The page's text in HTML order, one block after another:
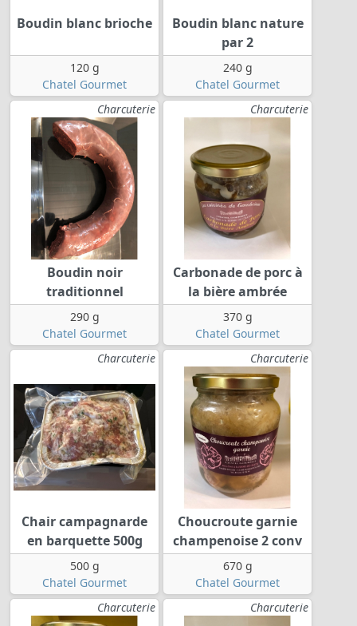
Boudin blanc brioche
120 g
Chatel Gourmet
Boudin blanc nature
par 2
240 g
Chatel Gourmet
Charcuterie
Boudin noir
traditionnel
290 g
Chatel Gourmet
Charcuterie
Carbonade de porc à
la bière ambrée
370 g
Chatel Gourmet
Charcuterie
Chair campagnarde
en barquette 500g
500 g
Chatel Gourmet
Charcuterie
Choucroute garnie
champenoise 2 conv
670 g
Chatel Gourmet
Charcuterie
Charcuterie